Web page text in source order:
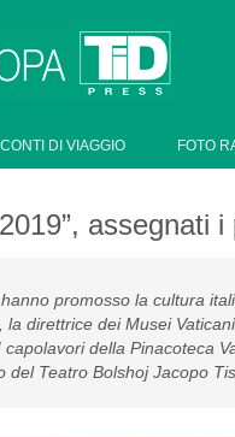
DI VIAGGIO FOTO
assegnati i
promosso la cultura
la direttrice dei Musei
della Pinacoteca
del Teatro Bolshoj Jacopo